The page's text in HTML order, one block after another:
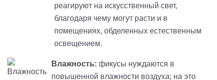
реагируют на искусственный свет,
благодаря чему могут расти и в
помещениях, обделенных естественным
освещением.
Влажность: фикусы нуждаются в
повышенной влажности воздуха; на это